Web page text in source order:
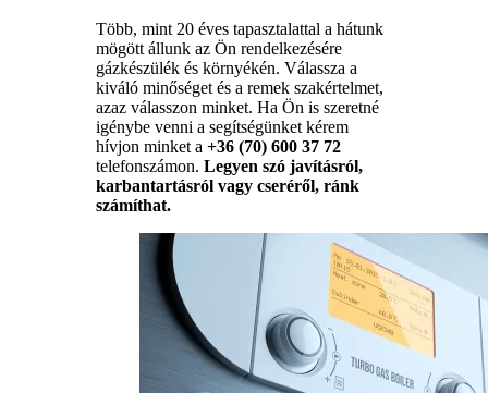
Több, mint 20 éves tapasztalattal a hátunk
mögött állunk az Ön rendelkezésére
gázkészülék és környékén. Válassza a
kiváló minőséget és a remek szakértelmet,
azaz válasszon minket. Ha Ön is szeretné
igénybe venni a segítségünket kérem
hívjon minket a +36 (70) 600 37 72
telefonszámon. Legyen szó javításról,
karbantartásról vagy cseréről, ránk
számíthat.